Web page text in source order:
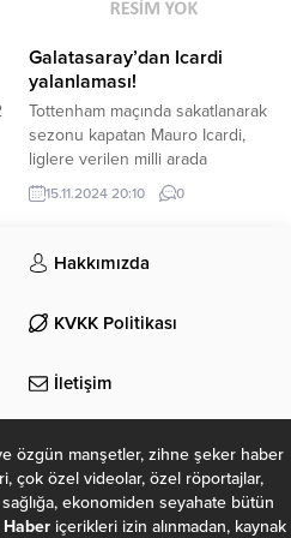
karşılaşmasında Düzce Cam
Sinopspor’u 17. dakikada Fatih
Gök, 90....
Galatasaray’dan Icardi
yalanlaması!
Tottenham maçında sakatlanarak
sezonu kapatan Mauro Icardi,
liglere verilen milli arada
Arjantin’e gitti. Arjantin basınında
çıkan iddialara göre yıldız ismin
eşinin kendisini almaması üzerine
tartışma çıktığı belirtilmişti.
Arjantinli santrforu polise şikayet
düşmüştü. Sarı-kırmızılı kulüpten
konuyla ilgili...
15.11.2024 20:10 0
Hakkımızda
KVKK Politikası
İletişim
özgün manşetler, zihne şeker haber
çok özel videolar, özel röportajlar,
ekonomiden seyahate bütün
Haberiçerikleri izin alınmadan, kaynak